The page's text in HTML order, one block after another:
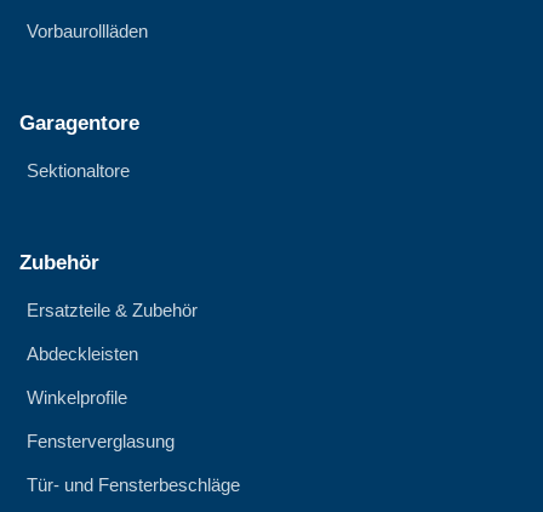
Vorbaurollläden
Garagentore
Sektionaltore
Zubehör
Ersatzteile & Zubehör
Abdeckleisten
Winkelprofile
Fensterverglasung
Tür- und Fensterbeschläge